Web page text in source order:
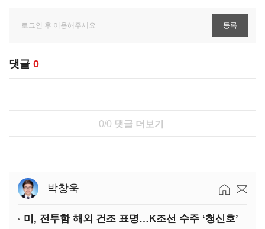
댓글 0
0/0 댓글 더보기
박창욱
미, 전투함 해외 건조 표명…K조선 수주 ‘청신호’